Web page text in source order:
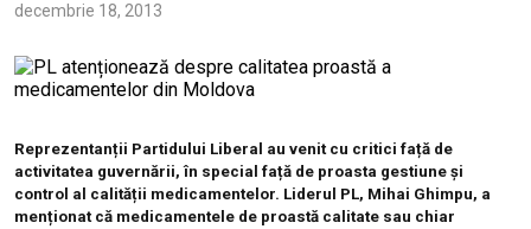
decembrie 18, 2013
Reprezentanții Partidului Liberal au venit cu critici față de
activitatea guvernării, în special față de proasta gestiune și
control al calității medicamentelor. Liderul PL, Mihai Ghimpu, a
menționat că medicamentele de proastă calitate sau chiar